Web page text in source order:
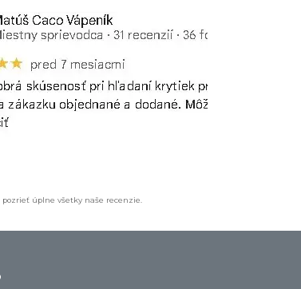
úplne všetky naše recenzie.